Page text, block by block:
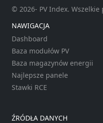
© 2026- PV Index. Wszelkie
NAWIGACJA
Dashboard
Baza modułów PV
Baza magazynów energii
Najlepsze panele
Stawki RCE
ŹRÓDŁA DANYCH